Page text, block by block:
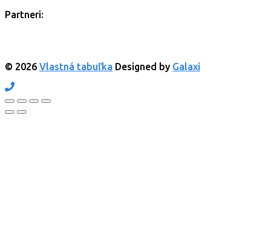
Partneri:
© 2026 Vlastná tabuľka Designed by Galaxi